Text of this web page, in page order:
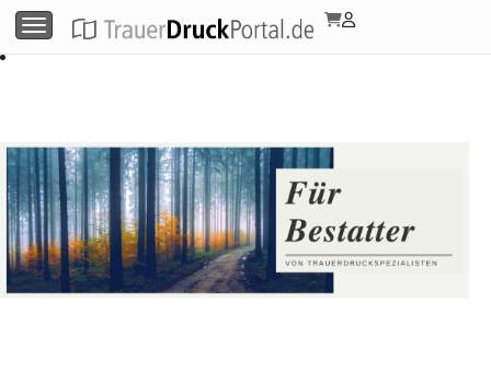
Menü umschalten